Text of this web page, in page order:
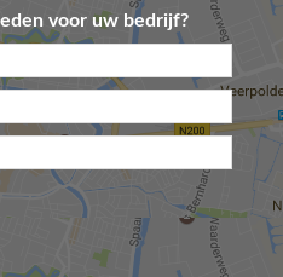
voor uw bedrijf?